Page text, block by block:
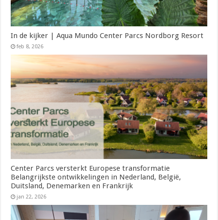
In de kijker | Aqua Mundo Center Parcs Nordborg Resort
feb 8, 2026
Center Parcs versterkt Europese transformatie
Belangrijkste ontwikkelingen in Nederland, België,
Duitsland, Denemarken en Frankrijk
jan 22, 2026